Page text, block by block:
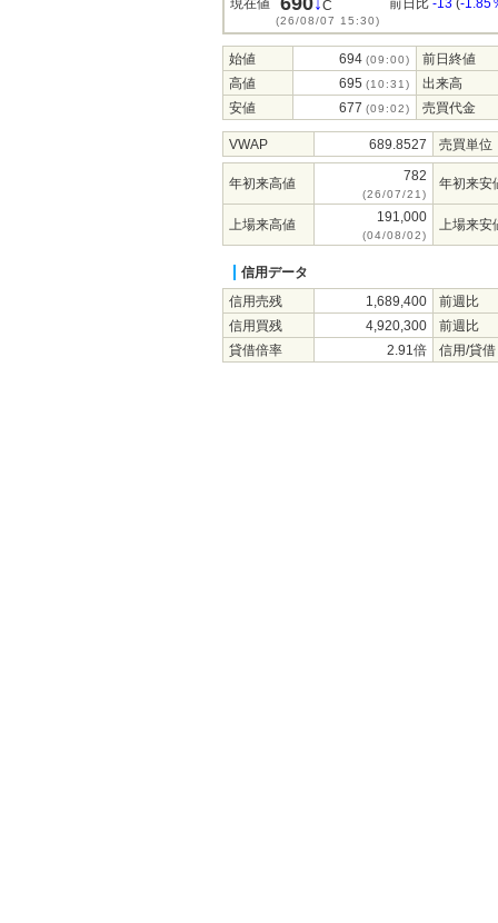
現在値 ↓C
(26/08/07 15:30)
前日比 -13 (-1.85
始値 694 (09:00)
前日終値
高値
695 (10:31)
出来高
安値
677 (09:02) 売買代金
VWAP 689.8527 売買単位
年初来高値 782
(26/07/21)
年初来安
上場来高値 191,000
(04/08/02)
上場来安
信用データ
信用売残
1,689,400
前週比
信用買残
4,920,300
前週比
貸借倍率
2.91倍 信用/貸借